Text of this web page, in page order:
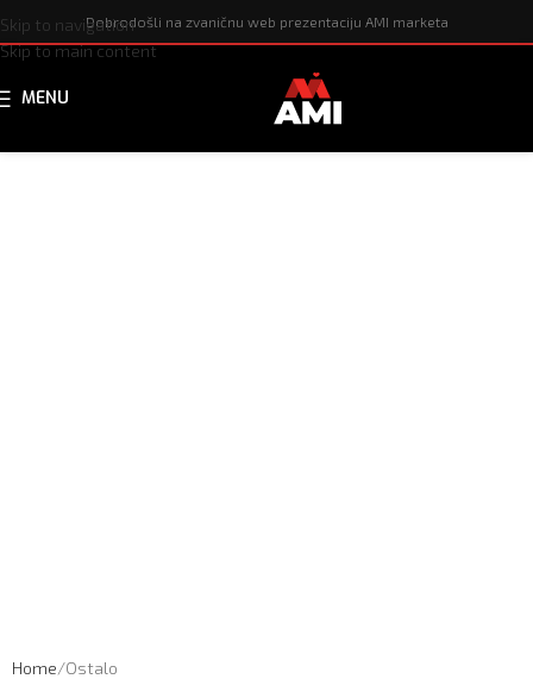
Skip to navigation
Skip to main content
Dobrodošli na zvaničnu web prezentaciju AMI marketa
MENU
Home Ostalo